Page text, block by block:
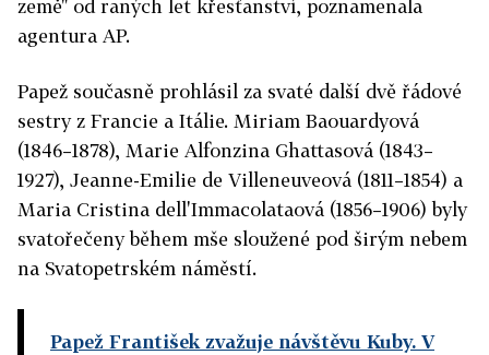
země" od raných let křesťanství, poznamenala
agentura AP.
Papež současně prohlásil za svaté další dvě řádové
sestry z Francie a Itálie. Miriam Baouardyová
(1846–1878), Marie Alfonzina Ghattasová (1843–
1927), Jeanne-Emilie de Villeneuveová (1811–1854) a
Maria Cristina dell'Immacolataová (1856–1906) byly
svatořečeny během mše sloužené pod širým nebem
na Svatopetrském náměstí.
Papež František zvažuje návštěvu Kuby. V